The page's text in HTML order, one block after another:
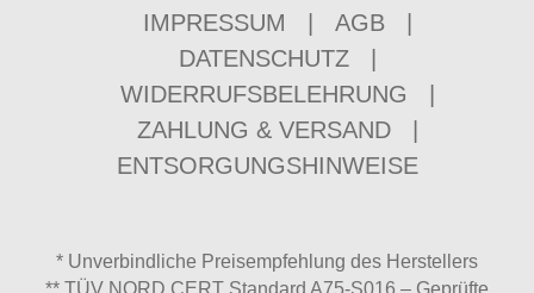
IMPRESSUM AGB
DATENSCHUTZ
WIDERRUFSBELEHRUNG
ZAHLUNG & VERSAND
ENTSORGUNGSHINWEISE
* Unverbindliche Preisempfehlung des Herstellers